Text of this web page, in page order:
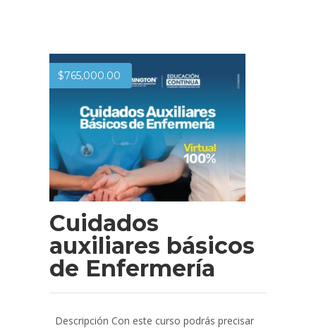
$765,000.00
Cuidados
auxiliares básicos
de Enfermería
Descripción Con este curso podrás precisar